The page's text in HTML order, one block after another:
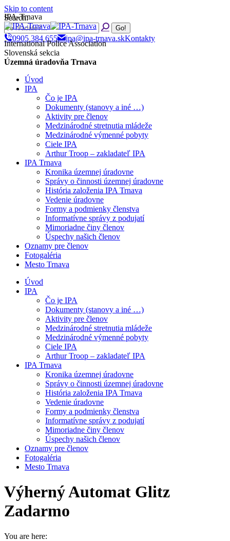
Skip to content
Search:
0905 384 655 ipa@ipa-trnava.skKontakty
IPA-Trnava
International Police Association
Slovenská sekcia
Územná úradovňa Trnava
Úvod
IPA
Čo je IPA
Dokumenty (stanovy a iné …)
Aktivity pre členov
Medzinárodné stretnutia mládeže
Medzinárodné výmenné pobyty
Ciele IPA
Arthur Troop – zakladateľ IPA
IPA Trnava
Kronika územnej úradovne
Správy o činnosti územnej úradovne
História založenia IPA Trnava
Vedenie úradovne
Formy a podmienky členstva
Informatívne správy z podujatí
Mimoriadne činy členov
Úspechy našich členov
Oznamy pre členov
Fotogaléria
Mesto Trnava
Úvod
IPA
Čo je IPA
Dokumenty (stanovy a iné …)
Aktivity pre členov
Medzinárodné stretnutia mládeže
Medzinárodné výmenné pobyty
Ciele IPA
Arthur Troop – zakladateľ IPA
IPA Trnava
Kronika územnej úradovne
Správy o činnosti územnej úradovne
História založenia IPA Trnava
Vedenie úradovne
Formy a podmienky členstva
Informatívne správy z podujatí
Mimoriadne činy členov
Úspechy našich členov
Oznamy pre členov
Fotogaléria
Mesto Trnava
Výherný Automat Glitz
Zadarmo
You are here: